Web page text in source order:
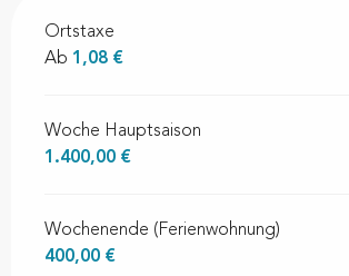
Ortstaxe
Ab 1,08 €
Woche Hauptsaison
1.400,00 €
Wochenende (Ferienwohnung)
400,00 €